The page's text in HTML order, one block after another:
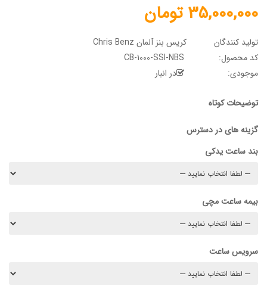
35,000,000 تومان
تولید کنندگان
کریس بنز آلمان Chris Benz
کد محصول:
موجودی:
در انبار
توضیحات کوتاه
گزینه های در دسترس
بند ساعت یدکی
بیمه ساعت مچی
سرویس ساعت